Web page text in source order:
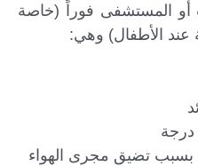
أو المستشفى فوراً (خاصة
عند الأطفال) وهي:
بسبب تضيق مجرى الهواء